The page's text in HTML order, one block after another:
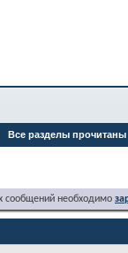
Все разделы прочитаны
сообщений необходимо